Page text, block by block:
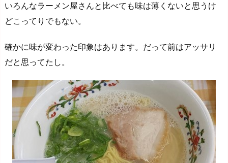
いろんなラーメン屋さんと比べても味は薄くないと思うけ
どこってりでもない。
確かに味が変わった印象はあります。だって前はアッサリ
だと思ってたし。